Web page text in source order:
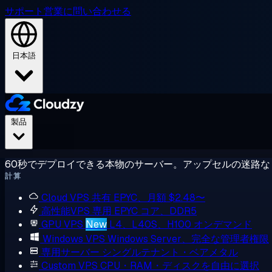
サポート営業に問い合わせる
日本語
60秒でデプロイできる本物のサーバー。アップセルの迷路
計算
Cloud VPS 共有 EPYC、月額 $2.48〜
高性能VPS 専用 EPYC コア、DDR5
GPU VPS New L4、L40S、H100 オンデマンド
Windows VPS Windows Server、完全な管理者権限
専用サーバー シングルテナント・ベアメタル
Custom VPS CPU・RAM・ディスクを自由に選択